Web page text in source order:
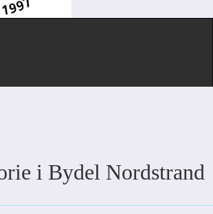
i Bydel Nordstrand